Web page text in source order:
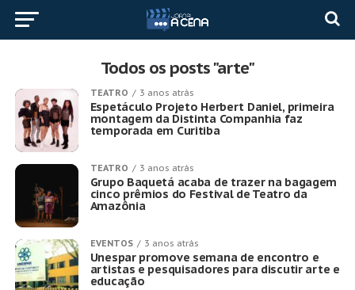
Todos os posts "arte"
TEATRO 3 anos atrás
Espetáculo Projeto Herbert Daniel, primeira
montagem da Distinta Companhia faz
temporada em Curitiba
TEATRO 3 anos atrás
Grupo Baquetá acaba de trazer na bagagem
cinco prêmios do Festival de Teatro da
Amazônia
EVENTOS 3 anos atrás
Unespar promove semana de encontro e
artistas e pesquisadores para discutir arte e
educação